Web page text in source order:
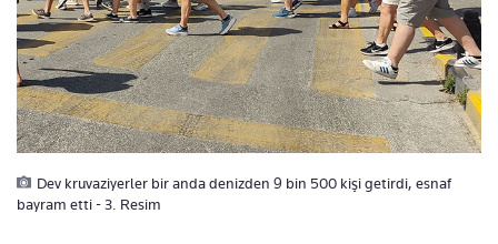
Dev kruvaziyerler bir anda denizden 9 bin 500 kişi getirdi, esnaf
bayram etti - 3. Resim